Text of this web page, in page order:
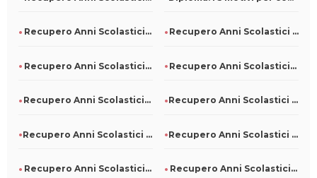
Recupero Anni Scolastici Persi A Noli Recupero Anni Scolastici Persi A Pompeiana
Recupero Anni Scolastici Persi A Ponna Recupero Anni Scolastici Persi A Dubino
Recupero Anni Scolastici Persi A Sanzeno Recupero Anni Scolastici Persi A Civitanova Del Sannio
Recupero Anni Scolastici Persi A Mezzane Di Sotto Recupero Anni Scolastici Persi A San Martino Sannita
Recupero Anni Scolastici Persi A Nuoro Recupero Anni Scolastici Persi A Oliveri